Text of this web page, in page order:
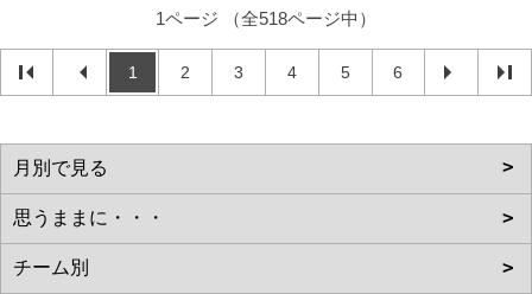
1ページ （全518ページ中）
1 2 3 4 5 6